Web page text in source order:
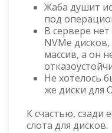
Жаба душит
под
В сервере
NVMe дисков,
массив, а он
Не хотелось
же диски для
К счастью, сзади
слота для дисков.